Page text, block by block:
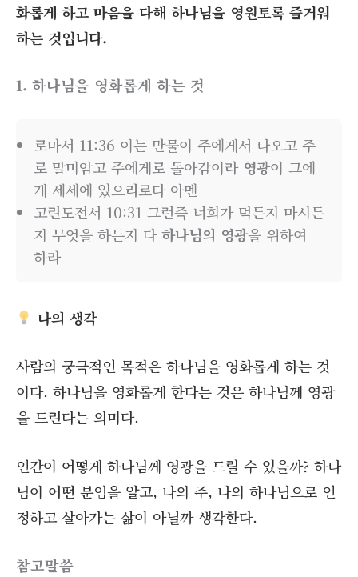
화롭게 하고 마음을 다해 하나님을 영원토록 즐거워
하는 것입니다.
1. 하나님을 영화롭게 하는 것
로마서 11:36 이는 만물이 주에게서 나오고 주
로 말미암고 주에게로 돌아감이라 영광이 그에
게 세세에 있으리로다 아멘
고린도전서 10:31 그런즉 너희가 먹든지 마시든
지 무엇을 하든지 다하나님의 영광을 위하여
하라
나의 생각
사람의 궁극적인 목적은 하나님을 영화롭게 하는 것
이다. 하나님을 영화롭게 한다는 것은 하나님께 영광
을 드린다는 의미다.
인간이 어떻게 하나님께 영광을 드릴 수 있을까? 하나
님이 어떤 분임을 알고, 나의 주, 나의 하나님으로 인
정하고 살아가는 삶이 아닐까 생각한다.
참고말씀